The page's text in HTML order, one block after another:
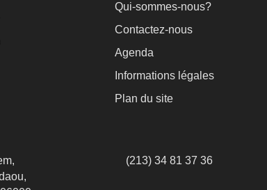
Qui-sommes-nous?
Contactez-nous
Agenda
Informations légales
Plan du site
(213) 34 81 37 36